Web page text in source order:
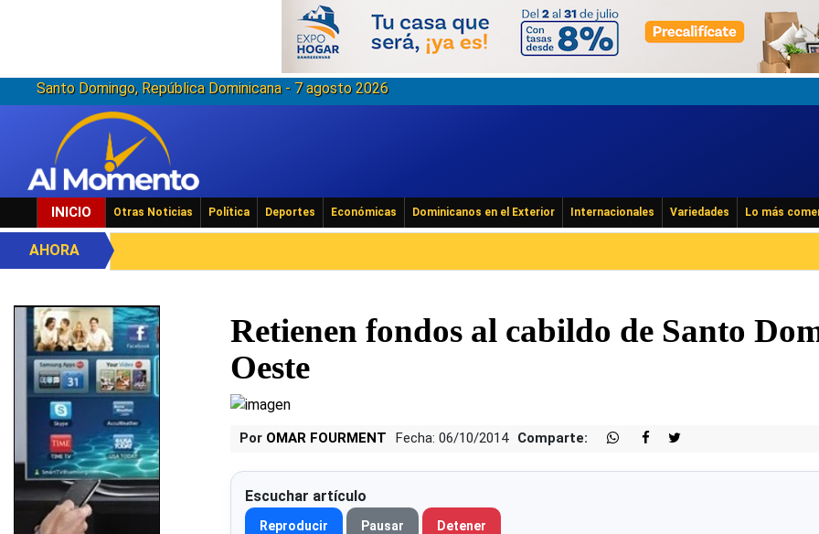
Santo Domingo, República Dominicana - 7 agosto 2026
INICIO Otras Noticias Política Deportes Económicas Dominicanos en el Exterior Internacionales Variedades Lo más
AHORA
Retienen fondos al cabildo de Santo
Oeste
Por OMAR FOURMENT Fecha: 06/10/2014 Comparte:
Escuchar artículo
Reproducir Pausar Detener